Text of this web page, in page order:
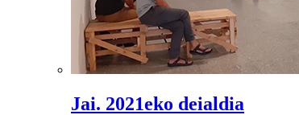
Jai. 2021eko deialdia